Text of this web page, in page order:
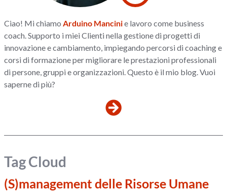
Ciao! Mi chiamoArduino Mancinie lavoro come business
coach. Supporto i miei Clienti nella gestione di progetti di
innovazione e cambiamento, impiegando percorsi di coaching e
corsi di formazione per migliorare le prestazioni professionali
di persone, gruppi e organizzazioni. Questo è il mio blog. Vuoi
saperne di più?
Tag Cloud
(S)management delle Risorse Umane